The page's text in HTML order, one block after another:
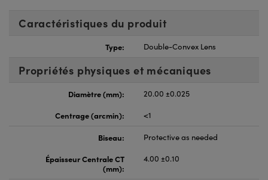
Caractéristiques du produit
Type: Double-Convex Lens
Propriétés physiques et mécaniques
Diamètre (mm):
20.00 ±0.025
Centrage (arcmin):
<1
Biseau:
Protective as needed
Épaisseur Centrale CT
(mm):
4.00 ±0.10